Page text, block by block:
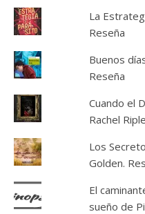
La
Reseña
Buenos
Reseña
Cuando el
Rachel
Los
Golden.
El
sueño de